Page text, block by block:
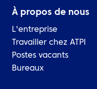
À propos de nous
L'entreprise
Travailler chez ATPI
Postes vacants
Bureaux